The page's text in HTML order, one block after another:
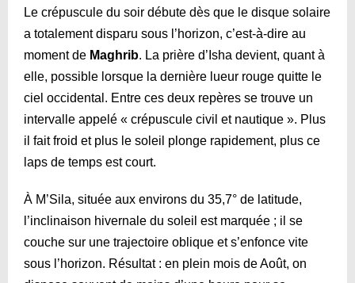
Le crépuscule du soir débute dès que le disque solaire
a totalement disparu sous l’horizon, c’est-à-dire au
moment de Maghrib. La prière d’Isha devient, quant à
elle, possible lorsque la dernière lueur rouge quitte le
ciel occidental. Entre ces deux repères se trouve un
intervalle appelé « crépuscule civil et nautique ». Plus
il fait froid et plus le soleil plonge rapidement, plus ce
laps de temps est court.
À M’Sila, située aux environs du 35,7° de latitude,
l’inclinaison hivernale du soleil est marquée ; il se
couche sur une trajectoire oblique et s’enfonce vite
sous l’horizon. Résultat : en plein mois de Août, on